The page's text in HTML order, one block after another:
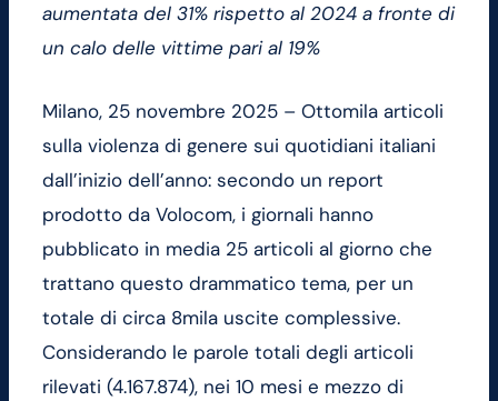
aumentata del 31% rispetto al 2024 a fronte di
un calo delle vittime pari al 19%
Milano, 25 novembre 2025 – Ottomila articoli
sulla violenza di genere sui quotidiani italiani
dall’inizio dell’anno: secondo un report
prodotto da Volocom, i giornali hanno
pubblicato in media 25 articoli al giorno che
trattano questo drammatico tema, per un
totale di circa 8mila uscite complessive.
Considerando le parole totali degli articoli
rilevati (4.167.874), nei 10 mesi e mezzo di